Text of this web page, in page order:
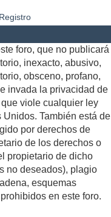
foro, que no publicará
inexacto, abusivo,
obsceno, profano,
invada la privacidad de
viole cualquier ley
También está de
por derechos de
de los derechos o
propietario de dicho
no deseados), plagio
esquemas
en este foro.